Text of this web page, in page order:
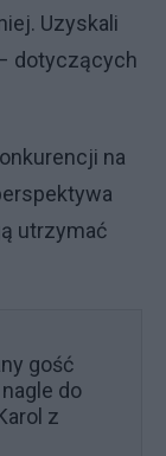
Uzyskali
dotyczących
na
utrzymać
gość
do
z